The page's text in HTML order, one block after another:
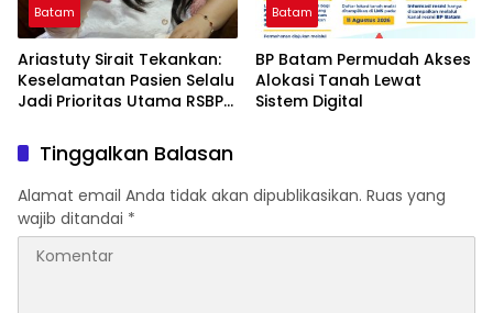
Batam
Ariastuty Sirait Tekankan:
Keselamatan Pasien Selalu
Jadi Prioritas Utama RSBP
Batam
BP Batam Permudah Akses
Alokasi Tanah Lewat
Sistem Digital
Tinggalkan Balasan
Alamat email Anda tidak akan dipublikasikan. Ruas yang
wajib ditandai *